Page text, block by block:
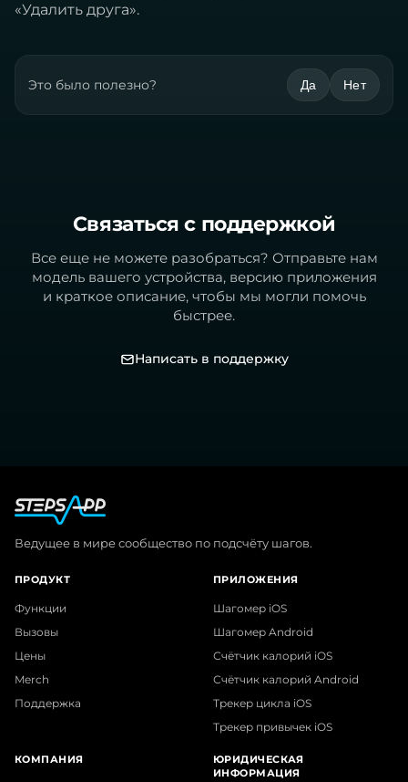
«Удалить друга».
Это было полезно? Да Нет
Связаться с поддержкой
Все еще не можете разобраться? Отправьте нам
модель вашего устройства, версию приложения
и краткое описание, чтобы мы могли помочь
быстрее.
Написать в поддержку
Ведущее в мире сообщество по подсчёту шагов.
ПРОДУКТ
Функции
Вызовы
Цены
Merch
Поддержка
ПРИЛОЖЕНИЯ
Шагомер iOS
Шагомер Android
Счётчик калорий iOS
Счётчик калорий Android
Трекер цикла iOS
Трекер привычек iOS
КОМПАНИЯ
ЮРИДИЧЕСКАЯ
ИНФОРМАЦИЯ